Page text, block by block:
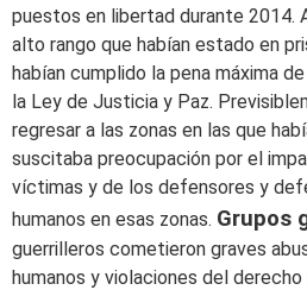
puestos en libertad durante 2014.
alto rango que habían estado en
habían cumplido la pena máxima
la Ley de Justicia y Paz.
regresar a las zonas en las que
suscitaba preocupación por el
víctimas y de los defensores y
humanos en esas zonas. Grupos
guerrilleros cometieron graves
humanos y violaciones del